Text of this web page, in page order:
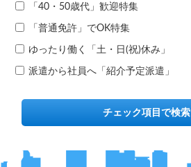
「40・50歳代」歓迎特集
「普通免許」でOK特集
ゆったり働く「土・日(祝)休み」
派遣から社員へ「紹介予定派遣」
チェック項目で検索